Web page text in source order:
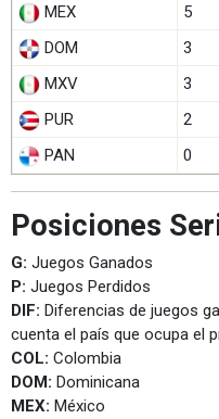
MEX
5
DOM
3
MXV
3
PUR
2
PAN
0
Posiciones
G: Juegos Ganados
P: Juegos Perdidos
DIF: Diferencias de juegos
cuenta el país que ocupa el
COL: Colombia
DOM: Dominicana
MEX: México